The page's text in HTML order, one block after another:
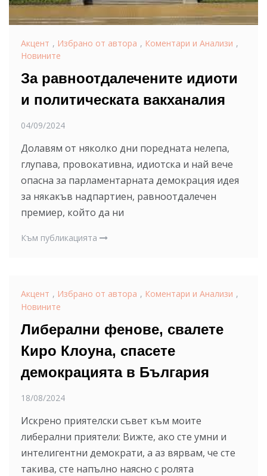
Акцент , Избрано от автора , Коментари и Анализи ,
Новините
За равноотдалечените идиоти
и политическата вакханалия
04/09/2024
Долавям от няколко дни поредната нелепа,
глупава, провокативна, идиотска и най вече
опасна за парламентарната демокрация идея
за някакъв надпартиен, равноотдалечен
премиер, който да ни
Към публикацията
Акцент , Избрано от автора , Коментари и Анализи ,
Новините
Либерални фенове, свалете
Киро Клоуна, спасете
демокрацията в България
18/08/2024
Искрено приятелски съвет към моите
либерални приятели: Вижте, ако сте умни и
интелигентни демократи, а аз вярвам, че сте
такива, сте напълно наясно с ролята